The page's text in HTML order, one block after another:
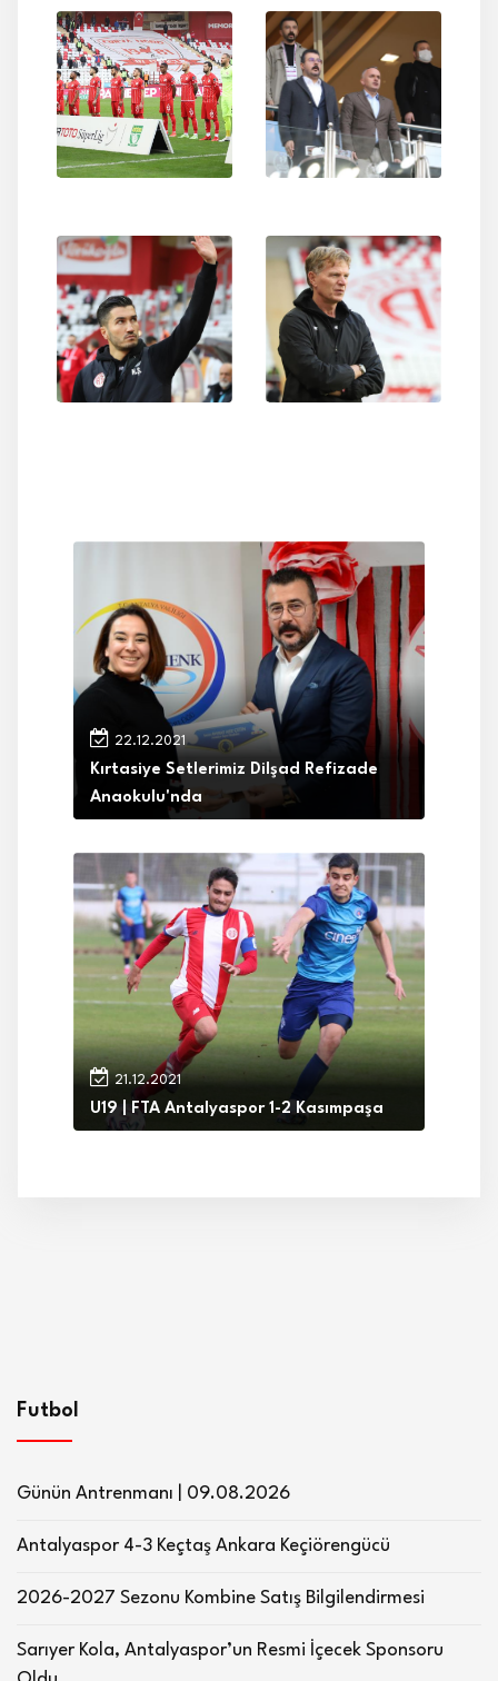
22.12.2021
Kırtasiye Setlerimiz Dilşad Refizade
Anaokulu'nda
21.12.2021
U19 | FTA Antalyaspor 1-2 Kasımpaşa
Futbol
Günün Antrenmanı | 09.08.2026
Antalyaspor 4-3 Keçtaş Ankara Keçiörengücü
2026-2027 Sezonu Kombine Satış Bilgilendirmesi
Sarıyer Kola, Antalyaspor’un Resmi İçecek Sponsoru